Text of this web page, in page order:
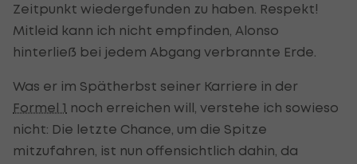
Zeitpunkt wiedergefunden zu haben. Respekt!
Mitleid kann ich nicht empfinden, Alonso
hinterließ bei jedem Abgang verbrannte Erde.
Was er im Spätherbst seiner Karriere in der
Formel 1 noch erreichen will, verstehe ich sowieso
nicht: Die letzte Chance, um die Spitze
mitzufahren, ist nun offensichtlich dahin, da